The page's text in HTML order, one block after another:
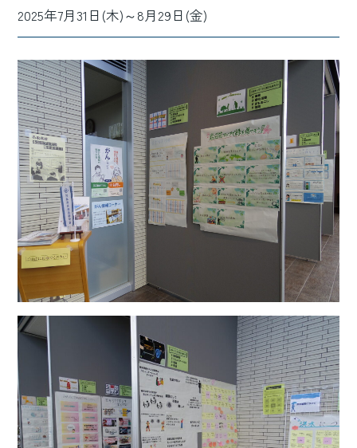
2025年7月31日(木)～8月29日(金)